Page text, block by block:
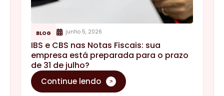
BLOG junho 5, 2026
IBS e CBS nas Notas Fiscais: sua
empresa está preparada para o prazo
de 31 de julho?
Continue lendo